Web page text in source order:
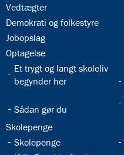
32.24:
Vedtægter
32.25:
Demokrati og folkestyre
32.26:
Jobopslag
32.27:
Optagelse
32.28:
Et trygt og langt skoleliv
begynder her
32.30:
Sådan gør du
32.32:
Skolepenge
32.33:
Skolepenge